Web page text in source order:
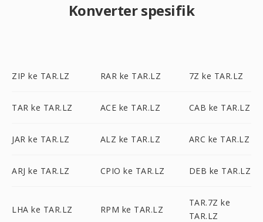
Konverter spesifik
ZIP ke TAR.LZ RAR ke TAR.LZ 7Z ke TAR.LZ
TAR ke TAR.LZ ACE ke TAR.LZ CAB ke TAR.LZ
JAR ke TAR.LZ ALZ ke TAR.LZ ARC ke TAR.LZ
ARJ ke TAR.LZ CPIO ke TAR.LZ DEB ke TAR.LZ
LHA ke TAR.LZ RPM ke TAR.LZ
TAR.7Z ke
TAR.LZ